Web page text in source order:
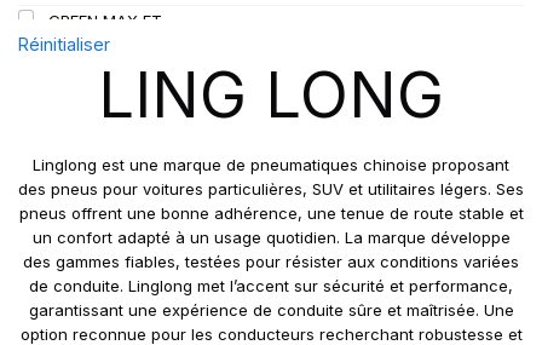
112
112/110
115
115/113
GREEN MAX ET
GREEN MAX HP 010
GREEN MAX HP010
GREEN MAX VAN
GRIP MASTER
KCA651
LB01
LB01N**
LL25
Réinitialiser
LING LONG
Linglong est une marque de pneumatiques chinoise proposant
des pneus pour voitures particulières, SUV et utilitaires légers. Ses
pneus offrent une bonne adhérence, une tenue de route stable et
un confort adapté à un usage quotidien. La marque développe
des gammes fiables, testées pour résister aux conditions variées
de conduite. Linglong met l’accent sur sécurité et performance,
garantissant une expérience de conduite sûre et maîtrisée. Une
option reconnue pour les conducteurs recherchant robustesse et